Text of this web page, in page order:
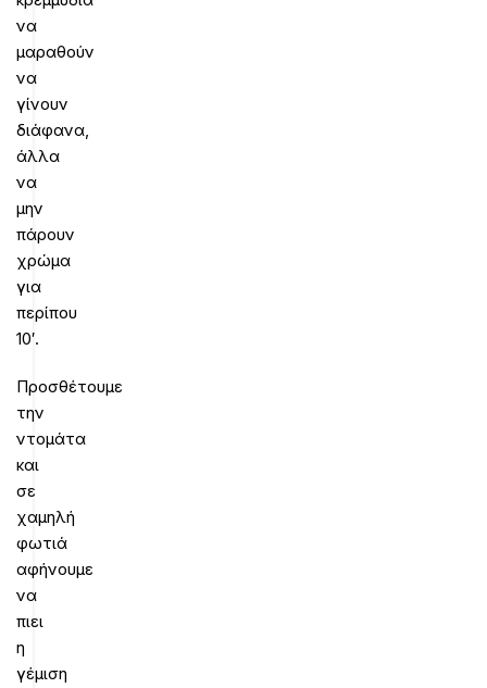
να
μαραθούν
να
γίνουν
διάφανα,
άλλα
να
μην
πάρουν
χρώμα
για
περίπου
10′.
Προσθέτουμε
την
ντομάτα
και
σε
χαμηλή
φωτιά
αφήνουμε
να
πιει
η
γέμιση